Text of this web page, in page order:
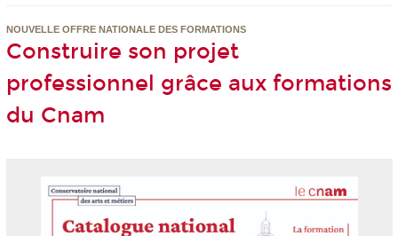
NOUVELLE OFFRE NATIONALE DES FORMATIONS
Construire son projet
professionnel grâce aux formations
du Cnam